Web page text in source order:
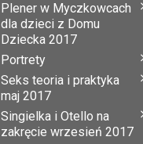
Plener w Myczkowcach
dla dzieci z Domu
Dziecka 2017
Portrety
Seks teoria i praktyka
maj 2017
Singielka i Otello na
zakręcie wrzesień 2017